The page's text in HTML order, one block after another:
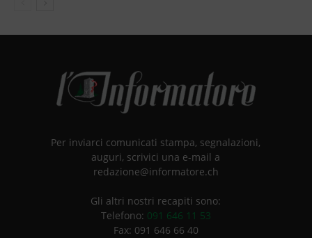
Per inviarci comunicati stampa, segnalazioni,
auguri, scrivici una e-mail a
redazione@informatore.ch
Gli altri nostri recapiti sono:
Telefono: 091 646 11 53
Fax: 091 646 66 40